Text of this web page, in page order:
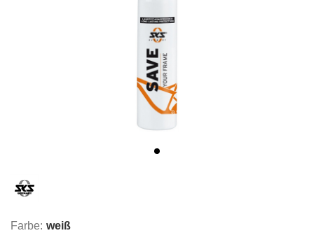
Farbe: weiß